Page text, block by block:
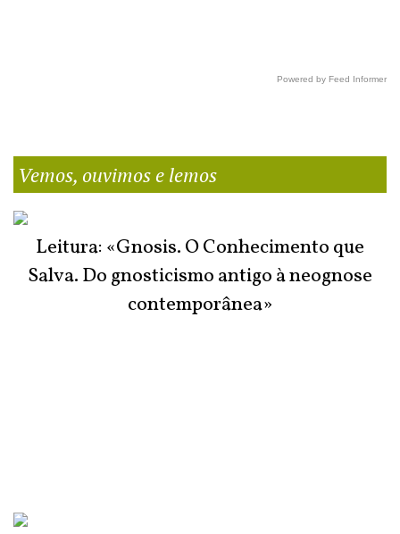
Powered by Feed Informer
Vemos, ouvimos e lemos
Leitura: «Gnosis. O Conhecimento que
Salva. Do gnosticismo antigo à neognose
contemporânea»